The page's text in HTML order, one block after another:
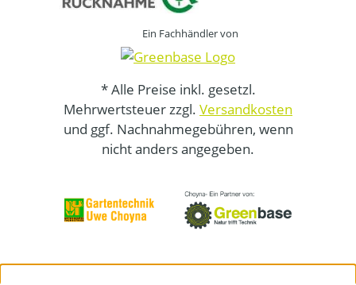
Ein Fachhändler von
* Alle Preise inkl. gesetzl.
Mehrwertsteuer zzgl. Versandkosten
und ggf. Nachnahmegebühren, wenn
nicht anders angegeben.